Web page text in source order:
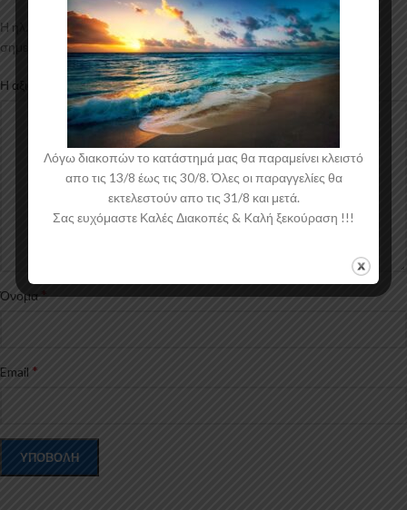
Η ηλ. διεύθυνση σας δεν δημοσιεύεται.Τα υποχρεωτικά πεδία
σημειώνονται με*
Η αξιολόγησή σας*
Όνομα*
Email *
Λόγω διακοπών το κατάστημά μας θα παραμείνει κλειστό
απο τις 13/8 έως τις 30/8. Όλες οι παραγγελίες θα
εκτελεστούν απο τις 31/8 και μετά.
Σας ευχόμαστε Καλές Διακοπές & Kαλή ξεκούραση !!!